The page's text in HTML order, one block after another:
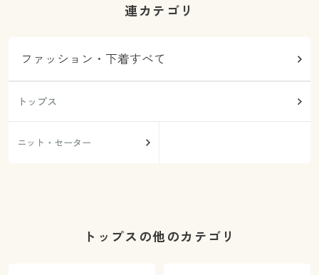
連カテゴリ
ファッション・下着すべて
トップス
ニット・セーター
トップスの他のカテゴリ